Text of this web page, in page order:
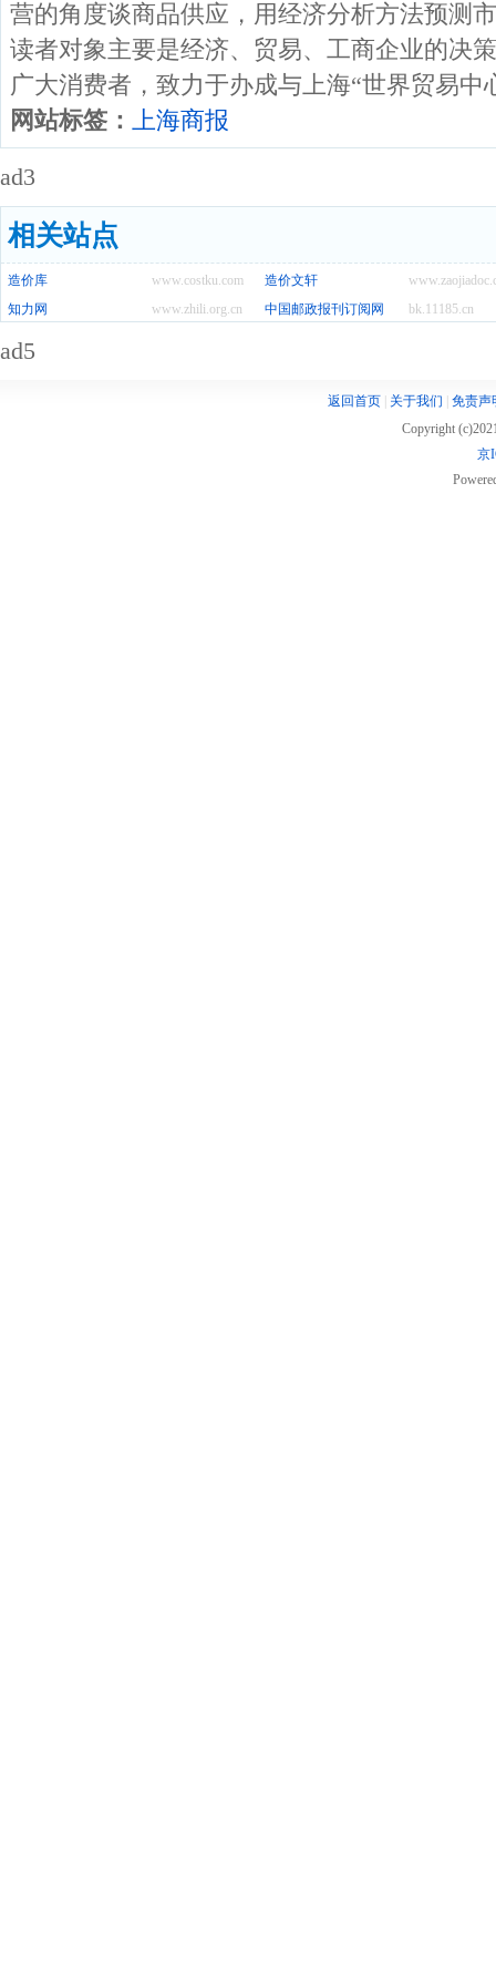
营的角度谈商品供应，用经济分析方法预测
读者对象主要是经济、贸易、工商企业的决
广大消费者，致力于办成与上海“世界贸易中
网站标签： 上海商报
ad3
相关站点
www.costku.com
造价库
造价文轩
www.zhili.org.cn
知力网 bk.11185.cn
中国邮政报刊订阅网
ad5
返回首页| 关于我们
免责声
Copyright
京